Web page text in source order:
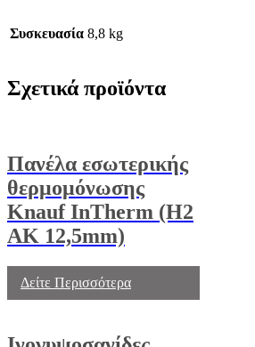
Συσκευασία 8,8 kg
Σχετικά προϊόντα
Πανέλα εσωτερικής
θερμομόνωσης
Knauf ΙnTherm (Η2
ΑΚ 12,5mm)
Δείτε Περισσότερα